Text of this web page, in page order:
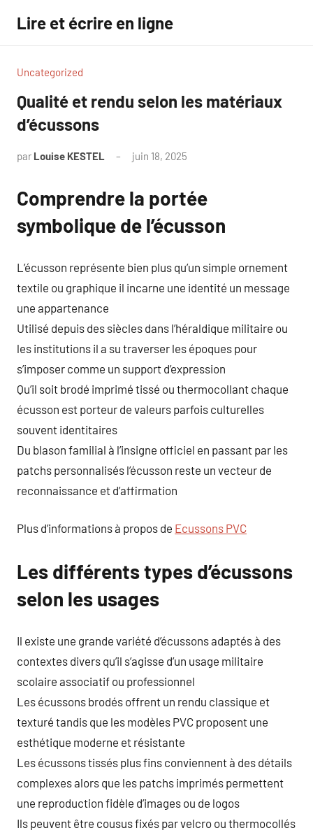
contenu
Lire et écrire en ligne
Uncategorized
Qualité et rendu selon les matériaux
d’écussons
par Louise KESTEL juin 18, 2025
Comprendre la portée
symbolique de l’écusson
L’écusson représente bien plus qu’un simple ornement
textile ou graphique il incarne une identité un message
une appartenance
Utilisé depuis des siècles dans l’héraldique militaire ou
les institutions il a su traverser les époques pour
s’imposer comme un support d’expression
Qu’il soit brodé imprimé tissé ou thermocollant chaque
écusson est porteur de valeurs parfois culturelles
souvent identitaires
Du blason familial à l’insigne officiel en passant par les
patchs personnalisés l’écusson reste un vecteur de
reconnaissance et d’affirmation
Plus d’informations à propos de Ecussons PVC
Les différents types d’écussons
selon les usages
Il existe une grande variété d’écussons adaptés à des
contextes divers qu’il s’agisse d’un usage militaire
scolaire associatif ou professionnel
Les écussons brodés offrent un rendu classique et
texturé tandis que les modèles PVC proposent une
esthétique moderne et résistante
Les écussons tissés plus fins conviennent à des détails
complexes alors que les patchs imprimés permettent
une reproduction fidèle d’images ou de logos
Ils peuvent être cousus fixés par velcro ou thermocollés